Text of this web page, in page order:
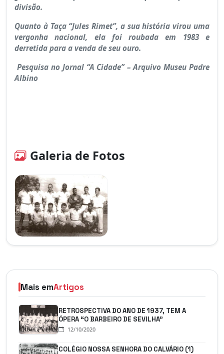
divisão.
Quanto à Taça “Jules Rimet”, a sua história virou uma
vergonha nacional, ela foi roubada em 1983 e
derretida para a venda de seu ouro.
Pesquisa no Jornal “A Cidade” – Arquivo Museu Padre
Albino
Galeria de Fotos
Mais emArtigos
RETROSPECTIVA DO ANO DE 1937, TEM A
ÓPERA “O BARBEIRO DE SEVILHA”
12/10/2020
COLÉGIO NOSSA SENHORA DO CALVÁRIO (1)